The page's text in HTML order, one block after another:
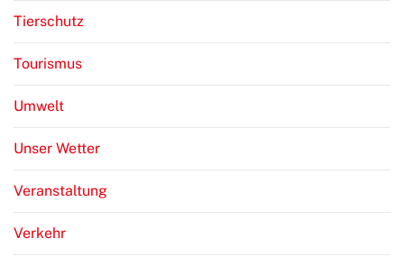
Tierschutz
Tourismus
Umwelt
Unser Wetter
Veranstaltung
Verkehr